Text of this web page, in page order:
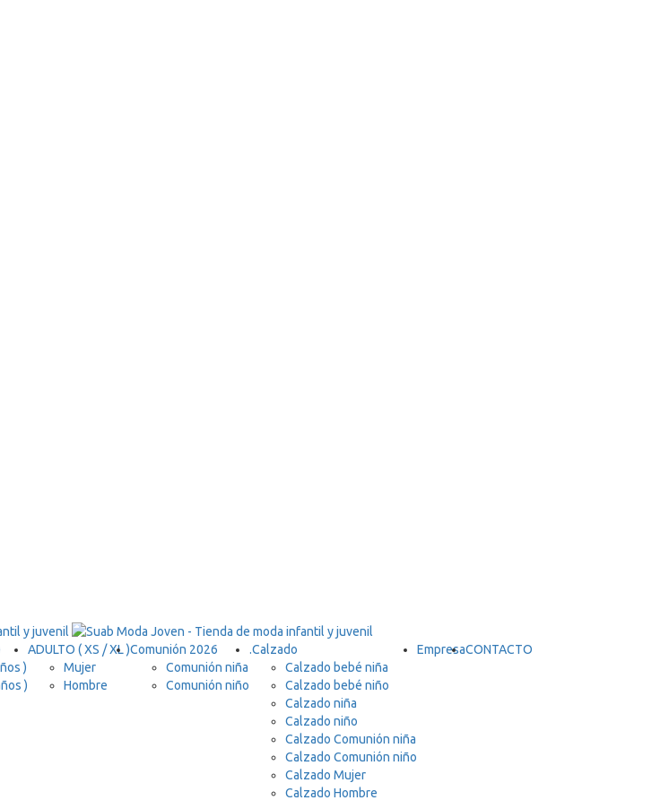
)
)
ADULTO ( XS / XL )
Mujer
Hombre
Comunión 2026
Comunión niña
Comunión niño
.Calzado
Calzado bebé niña
Calzado bebé niño
Calzado niña
Calzado niño
Calzado Comunión niña
Calzado Comunión niño
Calzado Mujer
Calzado Hombre
EmpresaCONTACTO